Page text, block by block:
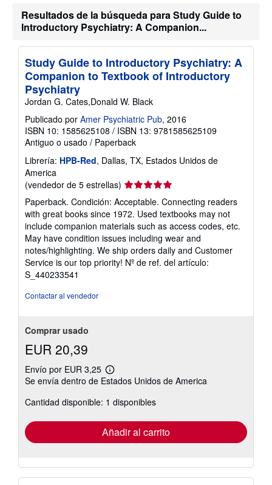
n
v
í
n
s
o
r
e
a
i
f
d
n
í
o
Resultados de la búsqueda para Study Guide to
Introductory Psychiatry: A Companion...
Study Guide to Introductory Psychiatry: A
Companion to Textbook of Introductory
Psychiatry
Jordan G. Cates,Donald W. Black
Publicado por Amer Psychiatric Pub, 2016
ISBN 10: 1585625108 / ISBN 13: 9781585625109
Antiguo o usado / Paperback
Librería: HPB-Red, Dallas, TX, Estados Unidos de
America
(vendedor de 5 estrellas) Calificación
vendedor:
5
de
5
estrellas
Paperback. Condición: Acceptable. Connecting readers
with great books since 1972. Used textbooks may not
include companion materials such as access codes, etc.
May have condition issues including wear and
notes/highlighting. We ship orders daily and Customer
Service is our top priority! Nº de ref. del artículo:
S_440233541
Contactar al vendedor
Comprar usado
EUR 20,39
Envío por EUR 3,25
Más
información
las
tarifas
envío
Se envía dentro de Estados Unidos de America
Cantidad disponible: 1 disponibles
Añadir al carrito